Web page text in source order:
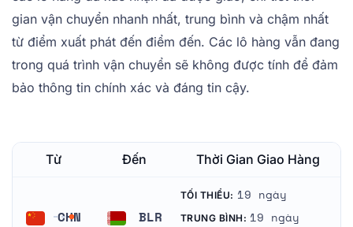
gian vận chuyển nhanh nhất, trung bình và chậm nhất
từ điểm xuất phát đến điểm đến. Các lô hàng vẫn đang
trong quá trình vận chuyển sẽ không được tính để đảm
bảo thông tin chính xác và đáng tin cậy.
Từ Đến Thời Gian Giao Hàng
CHN BLR
TỐI THIỂU: 19 ngày
TRUNG BÌNH: 19 ngày